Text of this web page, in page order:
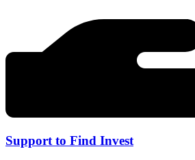
Support to Find Invest